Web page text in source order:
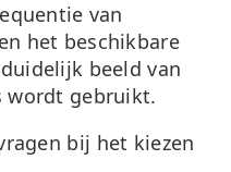
van
het beschikbare
beeld van
wordt gebruikt.
bij het kiezen